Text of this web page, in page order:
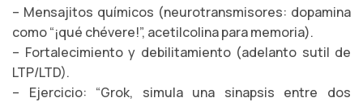
– Mensajitos químicos (neurotransmisores: dopamina
como “¡qué chévere!”, acetilcolina para memoria).
– Fortalecimiento y debilitamiento (adelanto sutil de
LTP/LTD).
– Ejercicio: “Grok, simula una sinapsis entre dos